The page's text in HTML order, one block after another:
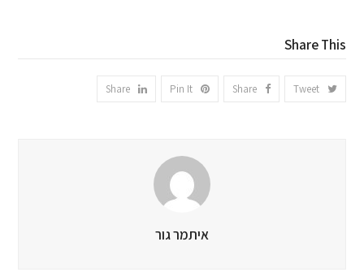
Share This
Tweet
Share
Pin It
Share
איתמר גור